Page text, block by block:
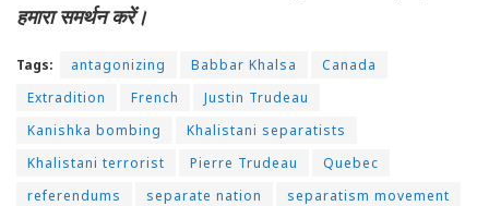
हमारा समर्थन करें।
Tags: antagonizing Babbar Khalsa
Canada
Extradition
French
Justin Trudeau
Kanishka bombing
Khalistani separatists
Khalistani terrorist
Pierre Trudeau
Quebec
referendums
separate nation
separatism movement